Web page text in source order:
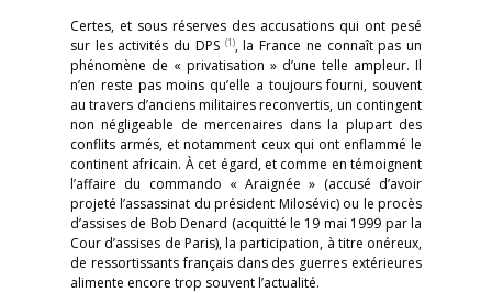
Certes, et sous réserves des accusations qui ont pesé
sur les activités du DPS (1), la France ne connaît pas un
phénomène de « privatisation » d’une telle ampleur. Il
n’en reste pas moins qu’elle a toujours fourni, souvent
au travers d’anciens militaires reconvertis, un contingent
non négligeable de mercenaires dans la plupart des
conflits armés, et notamment ceux qui ont enflammé le
continent africain. À cet égard, et comme en témoignent
l’affaire du commando « Araignée » (accusé d’avoir
projeté l’assassinat du président Milosévic) ou le procès
d’assises de Bob Denard (acquitté le 19 mai 1999 par la
Cour d’assises de Paris), la participation, à titre onéreux,
de ressortissants français dans des guerres extérieures
alimente encore trop souvent l’actualité.